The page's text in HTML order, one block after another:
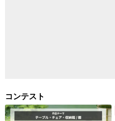
コンテスト